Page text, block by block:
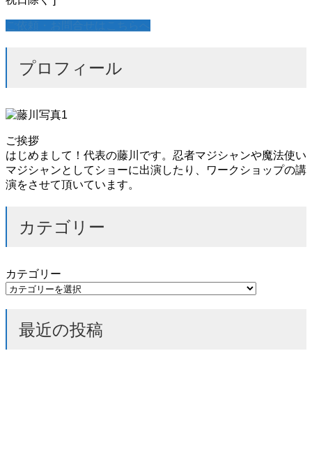
プロフィール
ご挨拶
はじめまして！代表の藤川です。忍者マジシャンや魔法使い
マジシャンとしてショーに出演したり、ワークショップの講
演をさせて頂いています。
カテゴリー
カテゴリー
最近の投稿